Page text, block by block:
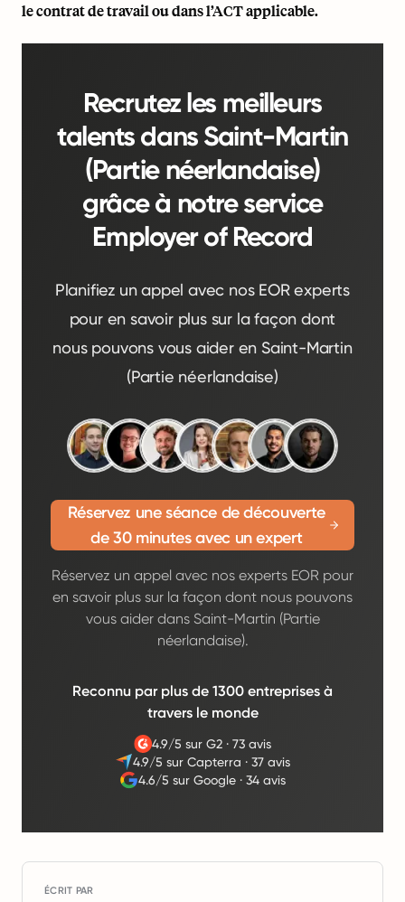
le contrat de travail ou dans l’ACT applicable.
Recrutez les meilleurs
talents dans Saint-Martin
(Partie néerlandaise)
grâce à notre service
Employer of Record
Planifiez un appel avec nos EOR experts
pour en savoir plus sur la façon dont
nous pouvons vous aider en Saint-Martin
(Partie néerlandaise)
Réservez une séance de découverte
de 30 minutes avec un expert
Réservez un appel avec nos experts EOR pour
en savoir plus sur la façon dont nous pouvons
vous aider dans Saint-Martin (Partie
néerlandaise).
Reconnu par plus de 1300 entreprises à
travers le monde
4.9/5 sur G2 ·73 avis
4.9/5 sur Capterra ·37 avis
4.6/5 sur Google· 34 avis
ÉCRIT PAR